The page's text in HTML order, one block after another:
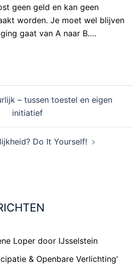
geen geld en kan geen
worden. Je moet wel blijven
gaat van A naar B….
– tussen toestel en eigen
initiatief
Do It Yourself!
Loper door IJsselstein
& Openbare Verlichting’